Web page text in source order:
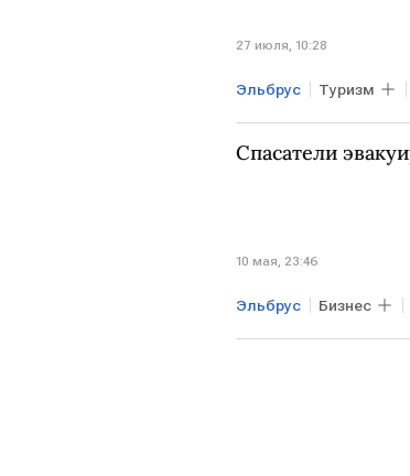
27 июля, 10:28
Эльбрус Туризм
МЧС СК РФ
Спасатели
10 мая, 23:46
Эльбрус Бизнес